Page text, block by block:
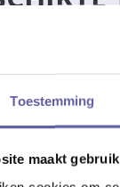
Toestemming
maakt
wilt iemand
en
in Lelystad.
en plan een